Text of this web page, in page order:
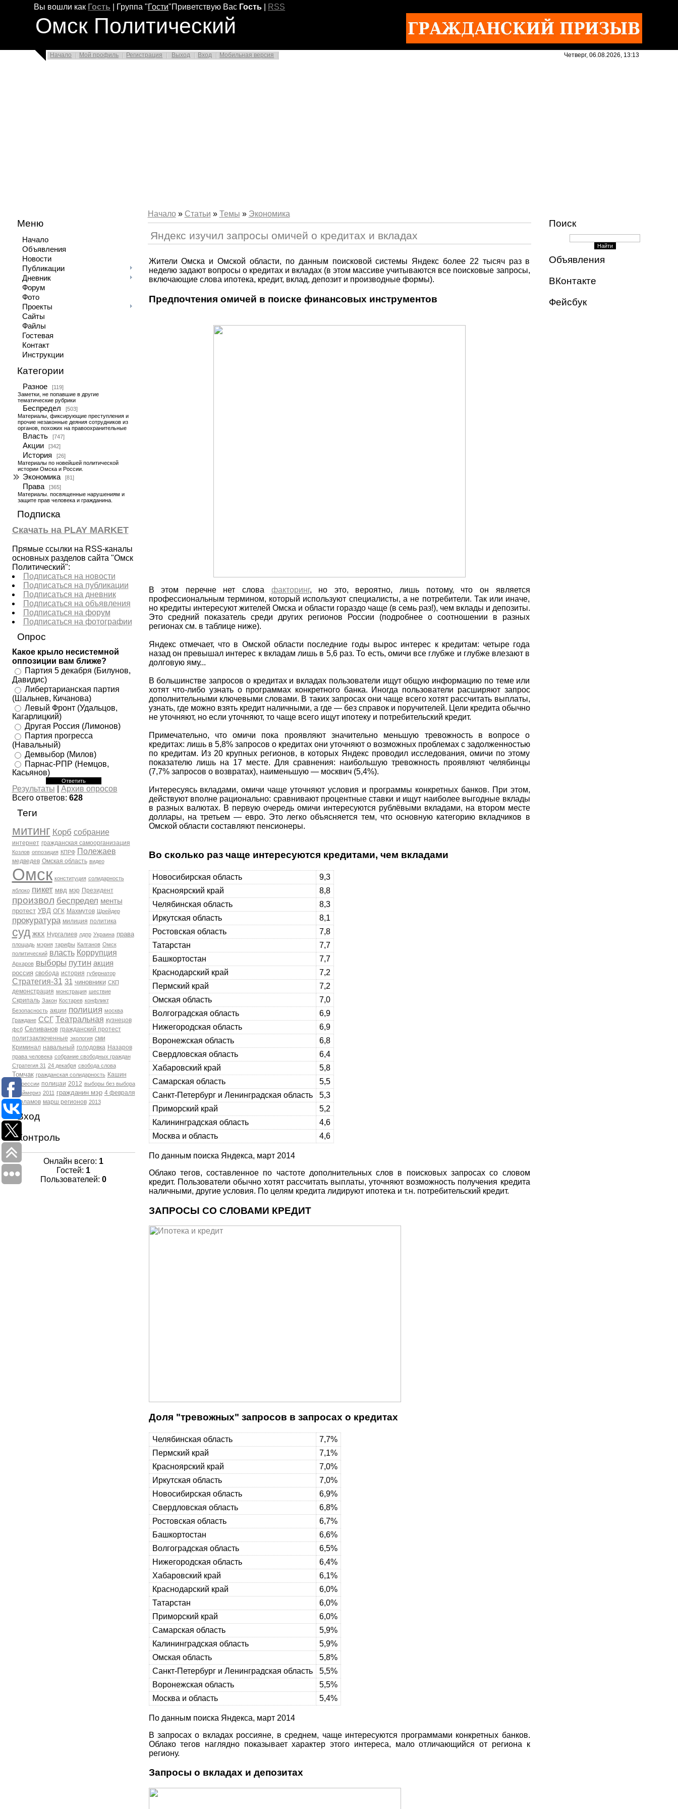
Вы вошли как Гость Группа "Гости"Приветствую Вас Гость RSS
Омск Политический
Начало Мой профиль Регистрация Выход Вход Мобильная версия Четверг, 06.08.2026, 13:13
Меню
Начало
Объявления
Новости
Публикации
Дневник
Форум
Фото
Проекты
Сайты
Файлы
Гостевая
Контакт
Инструкции
Категории
Разное
[119]
Заметки, не попавшие в другие
тематические рубрики
Беспредел
[503]
Материалы, фиксирующие преступления и
прочие незаконные деяния сотрудников из
органов, похожих на правоохранительные
Власть [747]
Акции [342]
История
[26]
Материалы по новейшей политической
истории Омска и России.
Экономика [81]
Права
[365]
Материалы. посвященные нарушениям и
защите прав человека и гражданина.
Подписка
Скачать на PLAY MARKET
Прямые ссылки на RSS-каналы
основных разделов сайта "Омск
Политический":
Подписаться на новости
Подписаться на публикации
Подписаться на дневник
Подписаться на объявления
Подписаться на форум
Подписаться на фотографии
Опрос
Какое крыло несистемной
оппозиции вам ближе?
Партия 5 декабря (Билунов,
Давидис)
Либертарианская партия
(Шальнев, Кичанова)
Левый Фронт (Удальцов,
Кагарлицкий)
Другая Россия (Лимонов)
Партия прогресса
(Навальный)
Демвыбор (Милов)
Парнас-РПР (Немцов,
Касьянов)
Результаты
Архив опросов
Всего ответов: 628
Теги
митинг Корб собрание
интернет гражданская самоорганизация
Козлов оппозиция КПРФ Полежаев
медведев Омская область видео
Омск конституция солидарность
яблоко пикет мвд мэр Президент
произвол беспредел менты
протест УВД ОГК Махмутов Шрейдер
прокуратура милиция политика
суд жкх Нургалиев лдпр Украина права
площадь мэрия тарифы Калганов Омск
политический власть Коррупция
Архаров выборы путин акция
россия свобода история губернатор
Стратегия-31 31 чиновники СКП
демонстрация монстрация шествие
Скрипаль Закон Костарев конфликт
Безопасность акции полиция москва
Граждане ССГ Театральная кузнецов
фсб Селиванов гражданский протест
политзаключенные экология сми
Криминал навальный голодовка Назаров
права человека собрание свободных граждан
Стратегия 31 24 декабря свобода слова
Томчак гражданская солидарность Кашин
репрессии полицаи 2012 выборы без выбора
Праймериз 2011 гражданин мэр 4 февраля
Варламов марш регионов 2013
Вход
Контроль
Онлайн всего: 1
Гостей: 1
Пользователей: 0
Начало» Статьи » Темы » Экономика
Яндекс изучил запросы омичей о кредитах и вкладах
Жители Омска и Омской области, по данным поисковой системы Яндекс более 22 тысяч раз в
неделю задают вопросы о кредитах и вкладах (в этом массиве учитываются все поисковые запросы,
включающие слова ипотека, кредит, вклад, депозит и производные формы).
Предпочтения омичей в поиске финансовых инструментов
В этом перечне нет слова факторинг, но это, вероятно, лишь потому, что он является
профессиональным термином, который используют специалисты, а не потребители. Так или иначе,
но кредиты интересуют жителей Омска и области гораздо чаще (в семь раз!), чем вклады и депозиты.
Это средний показатель среди других регионов России (подробнее о соотношении в разных
регионах см. в таблице ниже).
Яндекс отмечает, что в Омской области последние годы вырос интерес к кредитам: четыре года
назад он превышал интерес к вкладам лишь в 5,6 раз. То есть, омичи все глубже и глубже влезают в
долговую яму...
В большинстве запросов о кредитах и вкладах пользователи ищут общую информацию по теме или
хотят что-либо узнать о программах конкретного банка. Иногда пользователи расширяют запрос
дополнительными ключевыми словами. В таких запросах они чаще всего хотят рассчитать выплаты,
узнать, где можно взять кредит наличными, а где — без справок и поручителей. Цели кредита обычно
не уточняют, но если уточняют, то чаще всего ищут ипотеку и потребительский кредит.
Примечательно, что омичи пока проявляют значительно меньшую тревожность в вопросе о
кредитах: лишь в 5,8% запросов о кредитах они уточняют о возможных проблемах с задолженностью
по кредитам. Из 20 крупных регионов, в которых Яндекс проводил исследования, омичи по этому
показателю лишь на 17 месте. Для сравнения: наибольшую тревожность проявляют челябинцы
(7,7% запросов о возвратах), наименьшую — москвич (5,4%).
Интересуясь вкладами, омичи чаще уточняют условия и программы конкретных банков. При этом,
действуют вполне рационально: сравнивают процентные ставки и ищут наиболее выгодные вклады
в разных валютах. В первую очередь омичи интересуются рублёвыми вкладами, на втором месте
доллары, на третьем — евро. Это легко объясняется тем, что основную категорию вкладчиков в
Омской области составляют пенсионеры.
Во сколько раз чаще интересуются кредитами, чем вкладами
Новосибирская область
9,3
Красноярский край
8,8
Челябинская область
8,3
Иркутская область
8,1
Ростовская область
7,8
Татарстан
7,7
Башкортостан
7,7
Краснодарский край
7,2
Пермский край
7,2
Омская область
7,0
Волгоградская область
6,9
Нижегородская область
6,9
Воронежская область
6,8
Свердловская область
6,4
Хабаровский край
5,8
Самарская область
5,5
Санкт‑Петербург и Ленинградская область
5,3
Приморский край
5,2
Калининградская область
4,6
Москва и область
4,6
По данным поиска Яндекса, март 2014
Облако тегов, составленное по частоте дополнительных слов в поисковых запросах со словом
кредит. Пользователи обычно хотят рассчитать выплаты, уточняют возможность получения кредита
наличными, другие условия. По целям кредита лидируют ипотека и т.н. потребительский кредит.
ЗАПРОСЫ СО СЛОВАМИ КРЕДИТ
Доля "тревожных" запросов в запросах о кредитах
Челябинская область
7,7%
Пермский край
7,1%
Красноярский край
7,0%
Иркутская область
7,0%
Новосибирская область
6,9%
Свердловская область
6,8%
Ростовская область
6,7%
Башкортостан
6,6%
Волгоградская область
6,5%
Нижегородская область
6,4%
Хабаровский край
6,1%
Краснодарский край
6,0%
Татарстан
6,0%
Приморский край
6,0%
Самарская область
5,9%
Калининградская область
5,9%
Омская область
5,8%
Санкт‑Петербург и Ленинградская область
5,5%
Воронежская область
5,5%
Москва и область
5,4%
По данным поиска Яндекса, март 2014
В запросах о вкладах россияне, в среднем, чаще интересуются программами конкретных банков.
Облако тегов наглядно показывает характер этого интереса, мало отличающийся от региона к
региону.
Запросы о вкладах и депозитах
Поиск
Объявления
ВКонтакте
Фейсбук